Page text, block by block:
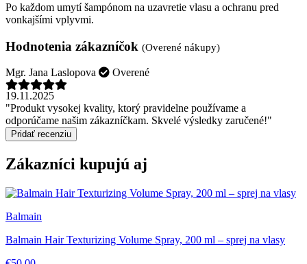
Po každom umytí šampónom na uzavretie vlasu a ochranu pred
vonkajšími vplyvmi.
Hodnotenia zákazníčok (Overené nákupy)
Mgr. Jana Laslopova
Overené
19.11.2025
"Produkt vysokej kvality, ktorý pravidelne používame a
odporúčame našim zákazníčkam. Skvelé výsledky zaručené!"
Pridať recenziu
Zákazníci kupujú aj
Balmain
Balmain Hair Texturizing Volume Spray, 200 ml – sprej na vlasy